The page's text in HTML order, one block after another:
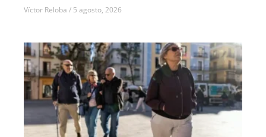
Víctor Reloba 5 agosto, 2026